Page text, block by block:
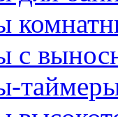
с